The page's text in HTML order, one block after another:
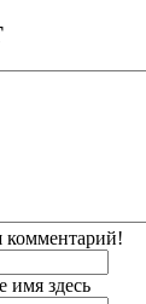
комментарий!
имя здесь